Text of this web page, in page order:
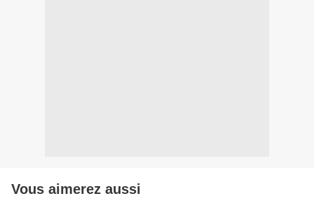
Vous aimerez aussi